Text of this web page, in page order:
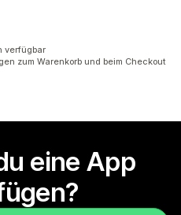
verfügbar
zum Warenkorb und beim Checkout
eine App